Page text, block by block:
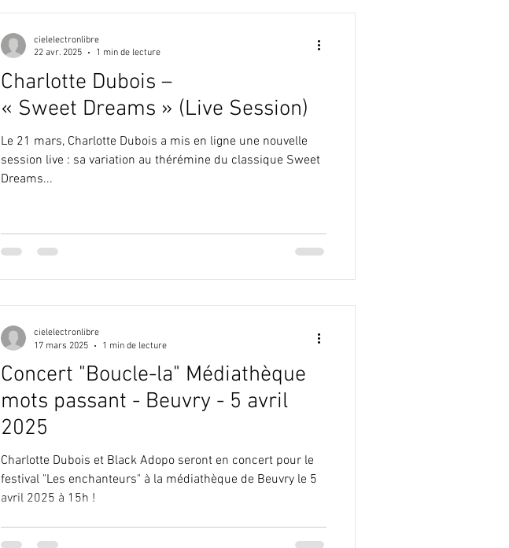
Charlotte Dubois –
« Sweet Dreams » (Live Session)
Le 21 mars, Charlotte Dubois a mis en ligne une nouvelle
session live : sa variation au thérémine du classique Sweet
Dreams...
cielelectronlibre
22 avr. 2025
1 min de lecture
Concert "Boucle-la" Médiathèque
mots passant - Beuvry - 5 avril
2025
Charlotte Dubois et Black Adopo seront en concert pour le
festival "Les enchanteurs" à la médiathèque de Beuvry le 5
avril 2025 à 15h !
cielelectronlibre
17 mars 2025
1 min de lecture